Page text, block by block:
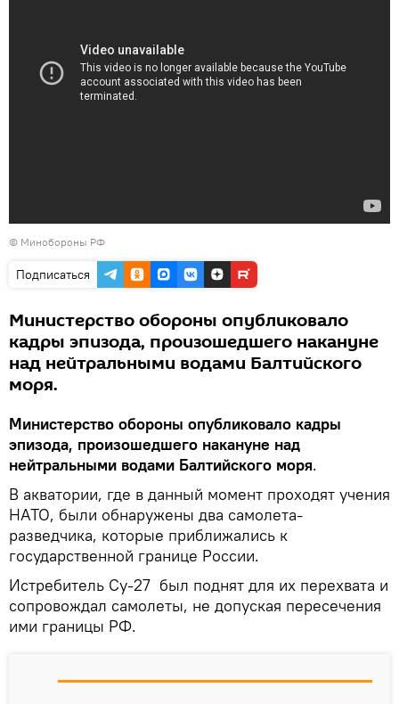
© Минобороны РФ
Подписаться
Министерство обороны опубликовало
кадры эпизода, произошедшего накануне
над нейтральными водами Балтийского
моря.
Министерство обороны опубликовало кадры
эпизода, произошедшего накануне над
нейтральными водами Балтийского моря.
В акватории, где в данный момент проходят учения
НАТО, были обнаружены два самолета-
разведчика, которые приближались к
государственной границе России.
Истребитель Су-27 был поднят для их перехвата и
сопровождал самолеты, не допуская пересечения
ими границы РФ.